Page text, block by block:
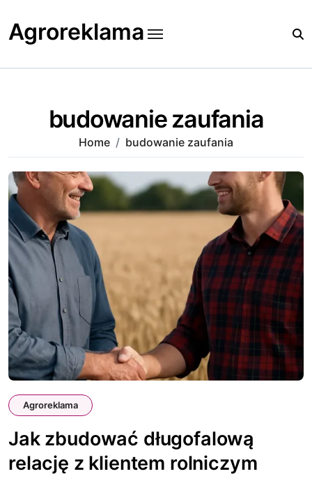
content
Agroreklama
budowanie zaufania
Home budowanie zaufania
Agroreklama
Jak zbudować długofalową
relację z klientem rolniczym